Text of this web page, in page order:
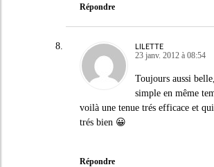
Répondre
LILETTE
23 janv. 2012 à 08:54
Toujours aussi
simple en même
voilà une tenue trés efficace et
trés bien 😀
Répondre